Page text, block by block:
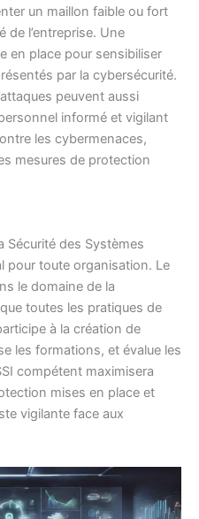
un maillon faible ou fort
de l’entreprise. Une
en place pour sensibiliser
par la cybersécurité.
peuvent aussi
informé et vigilant
les cybermenaces,
mesures de protection
Sécurité des Systèmes
pour toute organisation. Le
le domaine de la
toutes les pratiques de
à la création de
les formations, et évalue les
compétent maximisera
mises en place et
vigilante face aux